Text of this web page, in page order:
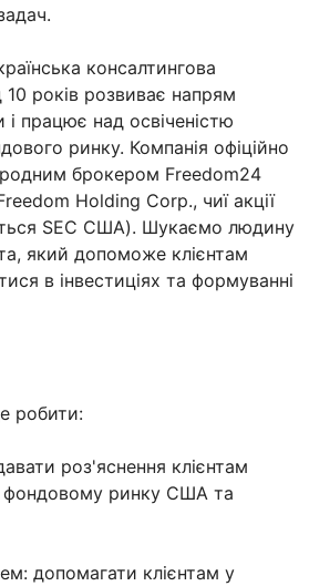
консалтингова
10 років розвиває напрям
і працює над освіченістю
ринку. Компанія офіційно
брокером Freedom24
Holding Corp., чиї акції
SEC США). Шукаємо людину
який допоможе клієнтам
в інвестиціях та формуванні
робити:
роз'яснення клієнтам
фондовому ринку США та
допомагати клієнтам у